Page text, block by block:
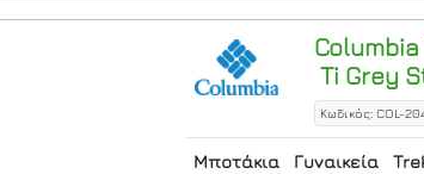
Columbia
Ti Grey
Κωδικός: COL-
Μποτάκια Γυναικεία